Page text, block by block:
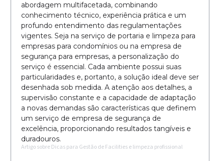
abordagem multifacetada, combinando
conhecimento técnico, experiência prática e um
profundo entendimento das regulamentações
vigentes. Seja na serviço de portaria e limpeza para
empresas para condomínios ou na empresa de
segurança para empresas, a personalização do
serviço é essencial. Cada ambiente possui suas
particularidades e, portanto, a solução ideal deve ser
desenhada sob medida. A atenção aos detalhes, a
supervisão constante e a capacidade de adaptação
a novas demandas são características que definem
um serviço de empresa de segurança de
excelência, proporcionando resultados tangíveis e
duradouros.
Artigo sobre Dicas para Gestão de Facilities e limpeza profissional